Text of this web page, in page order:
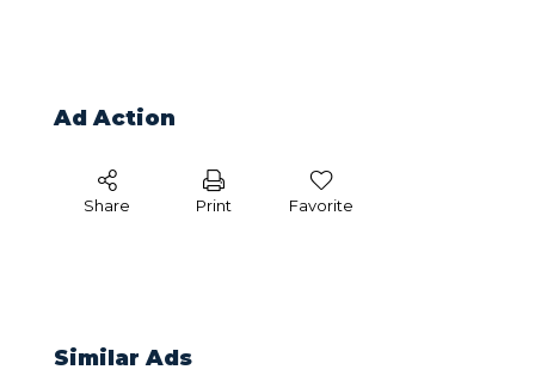
Ad Action
Share Print Favorite
Similar Ads